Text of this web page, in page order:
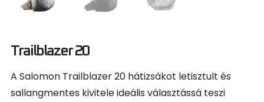
Trailblazer 20
A Salomon Trailblazer 20 hátizsákot letisztult és
sallangmentes kivitele ideális választássá teszi